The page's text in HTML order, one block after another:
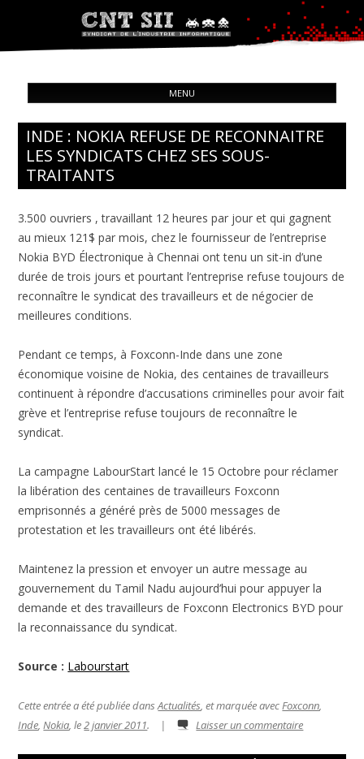
CNT – Solidarité Ouvrière
MENU
INDE : NOKIA REFUSE DE RECONNAITRE
LES SYNDICATS CHEZ SES SOUS-
TRAITANTS
3.500 ouvriers , travaillant 12 heures par jour et qui gagnent
au mieux 121$ par mois, chez le fournisseur de l’entreprise
Nokia BYD Électronique à Chennai ont tenu un sit-in d’une
durée de trois jours et pourtant l’entreprise refuse toujours de
reconnaître le syndicat des travailleurs et de négocier de
meilleures conditions.
Pendant ce temps, à Foxconn-Inde dans une zone
économique voisine de Nokia, des centaines de travailleurs
continuent à répondre d’accusations criminelles pour avoir fait
grève et l’entreprise refuse toujours de reconnaître le
syndicat.
La campagne LabourStart lancé le 15 Octobre pour réclamer
la libération des centaines de travailleurs Foxconn
emprisonnés a généré près de 5000 messages de
protestation et les travailleurs ont été libérés.
Maintenez la pression et envoyer un autre message au
gouvernement du Tamil Nadu aujourd’hui pour appuyer la
demande et des travailleurs de Foxconn Electronics BYD pour
la reconnaissance du syndicat.
Source : Labourstart
Cette entrée a été publiée dansActualités, et marquée avecFoxconn,
Inde,Nokia, le2 janvier 2011. | Laisser un commentaire